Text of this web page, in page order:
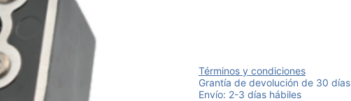
Términos y condiciones
Grantía de devolución de 30 días
Envío: 2-3 días hábiles